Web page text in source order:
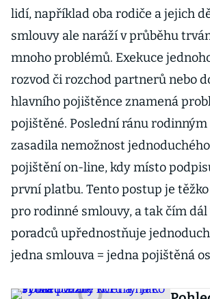
lidí, například oba rodiče a jejich
smlouvy ale naráží v průběhu
mnoho problémů. Exekuce
rozvod či rozchod partnerů nebo
hlavního pojištěnce znamená
pojištěné. Poslední ránu
zasadila nemožnost
pojištění on-line, kdy místo
první platbu. Tento postup je
pro rodinné smlouvy, a tak čím
poradců upřednostňuje
jedna smlouva = jedna pojištěná